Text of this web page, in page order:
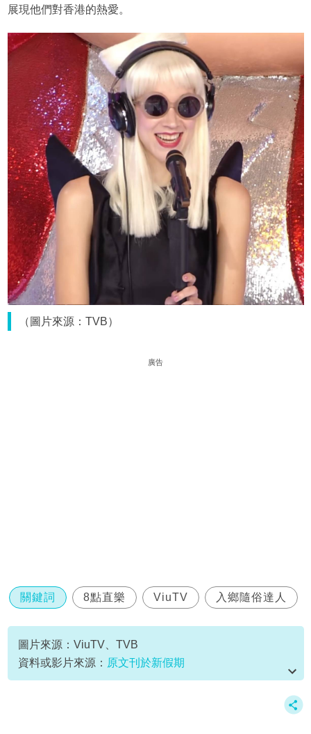
展現他們對香港的熱愛。
（圖片來源：TVB）
廣告
關鍵詞 8點直樂 ViuTV 入鄉隨俗達人
圖片來源：ViuTV、TVB
資料或影片來源： 原文刊於新假期